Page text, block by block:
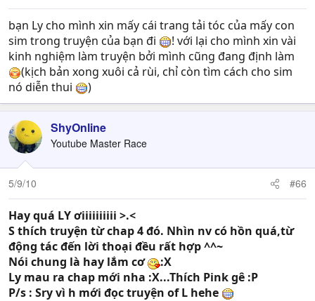
bạn Ly cho mình xin mấy cái trang tải tóc của mấy con
sim trong truyện của bạn đi
! với lại cho mình xin vài
kinh nghiệm làm truyện bởi mình cũng đang định làm
(kịch bản xong xuôi cả rùi, chỉ còn tìm cách cho sim
nó diễn thui
)
ShyOnline
Youtube Master Race
5/9/10 #66
Hay quá LY ơiiiiiiiiii >.<
S thích truyện từ chap 4 đó. Nhìn nv có hồn quá,từ
động tác đến lời thoại đều rất hợp ^^~
Nói chung là hay lắm cơ
:X
Ly mau ra chap mới nha :X...Thích Pink gê :P
P/s : Sry vì h mới đọc truyện of L hehe